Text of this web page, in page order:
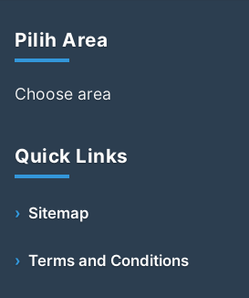
Pilih Area
Choose area
Quick Links
Sitemap
Terms and Conditions